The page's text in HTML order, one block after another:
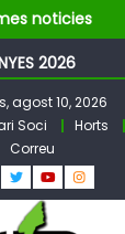
noticies
2026
agost 10, 2026
Soci Horts
Correu